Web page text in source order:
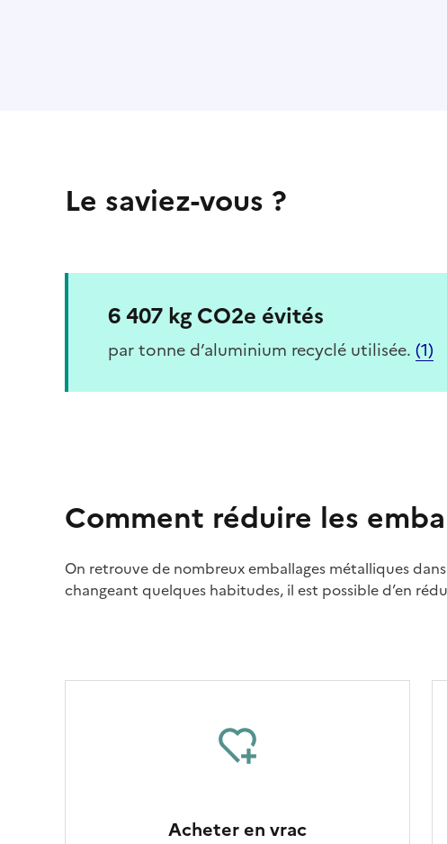
Le saviez-vous ?
6 407 kg CO2e évités
par tonne d’aluminium recyclé utilisée. (1)
Comment réduire les
On retrouve de nombreux emballages métalliques
changeant quelques habitudes, il est possible d’en
Acheter en vrac